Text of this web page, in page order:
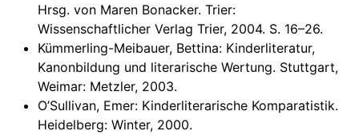
Hrsg. von Maren Bonacker. Trier:
Wissenschaftlicher Verlag Trier, 2004. S. 16–26.
Kümmerling-Meibauer, Bettina: Kinderliteratur,
Kanonbildung und literarische Wertung. Stuttgart,
Weimar: Metzler, 2003.
O’Sullivan, Emer: Kinderliterarische Komparatistik.
Heidelberg: Winter, 2000.